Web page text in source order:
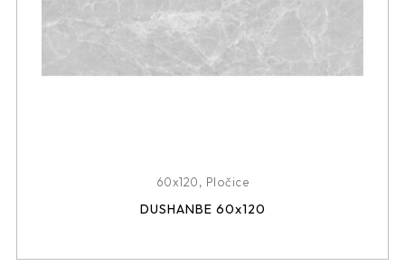
60x120, Pločice
DUSHANBE 60x120